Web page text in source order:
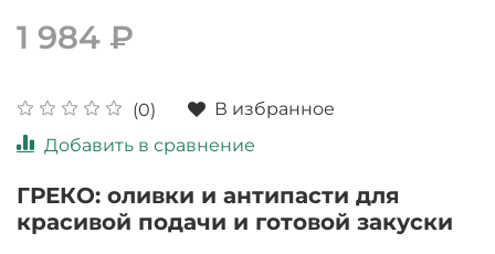
(0)
В избранное
Добавить в сравнение
1 984 ₽
ГРЕКО: оливки и антипасти для
красивой подачи и готовой закуски